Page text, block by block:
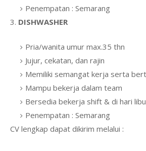
Penempatan : Semarang
3. DISHWASHER
Pria/wanita umur max.35 thn
Jujur, cekatan, dan rajin
Memiliki semangat kerja serta
Mampu bekerja dalam team
Bersedia bekerja shift & di hari
Penempatan : Semarang
CV lengkap dapat dikirim melalui :